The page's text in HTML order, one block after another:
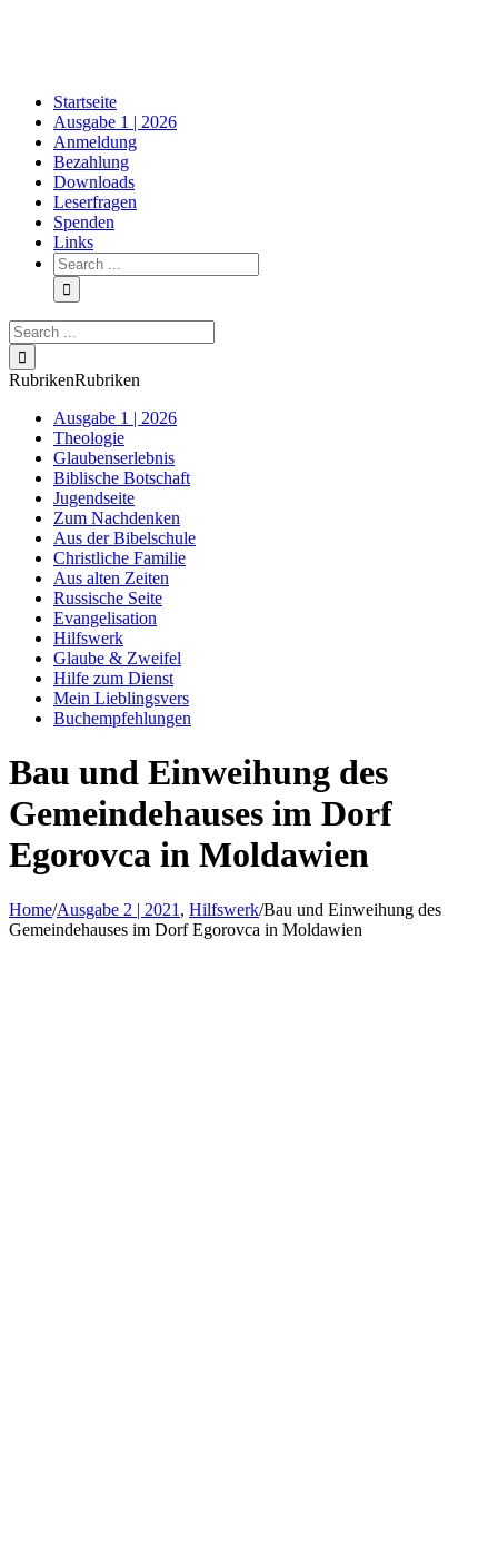
Startseite
Ausgabe 1 | 2026
Anmeldung
Bezahlung
Downloads
Leserfragen
Spenden
Links
Search
for:
Search
for:
RubrikenRubriken
Ausgabe 1 | 2026
Theologie
Glaubenserlebnis
Biblische Botschaft
Jugendseite
Zum Nachdenken
Aus der Bibelschule
Christliche Familie
Aus alten Zeiten
Russische Seite
Evangelisation
Hilfswerk
Glaube & Zweifel
Hilfe zum Dienst
Mein Lieblingsvers
Buchempfehlungen
Bau und Einweihung des
Gemeindehauses im Dorf
Egorovca in Moldawien
Home/Ausgabe 2 | 2021 , Hilfswerk/Bau und Einweihung des
Gemeindehauses im Dorf Egorovca in Moldawien